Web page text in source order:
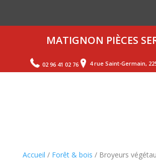
MATIGNON PIÈCES
02 96 41 02 76 4 rue Saint-Germain,
Accueil / Forêt & bois / Broyeurs